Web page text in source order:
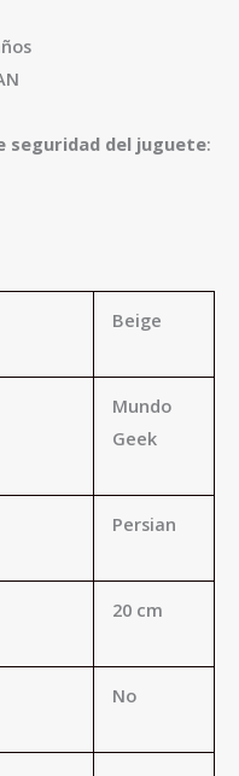
seguridad del juguete:
Beige
Mundo
Geek
Persian
20 cm
No